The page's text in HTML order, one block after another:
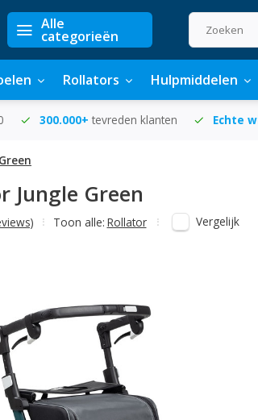
Alle
categorieën
Rollators Hulpmiddelen
300.000+ tevreden klanten Echte
Jungle Green
Toon alle: Rollator Vergelijk